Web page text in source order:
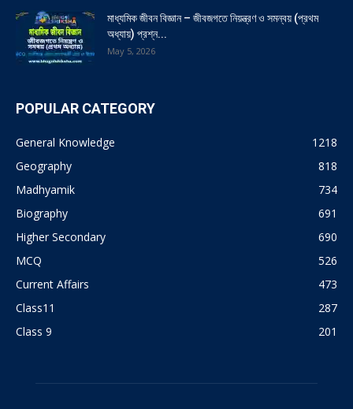
মাধ্যমিক জীবন বিজ্ঞান – জীবজগতে নিয়ন্ত্রণ ও সমন্বয় (প্রথম
অধ্যায়) প্রশ্ন...
May 5, 2026
POPULAR CATEGORY
General Knowledge
1218
Geography
818
Madhyamik
734
Biography
691
Higher Secondary
690
MCQ
526
Current Affairs
473
Class11
287
Class 9
201